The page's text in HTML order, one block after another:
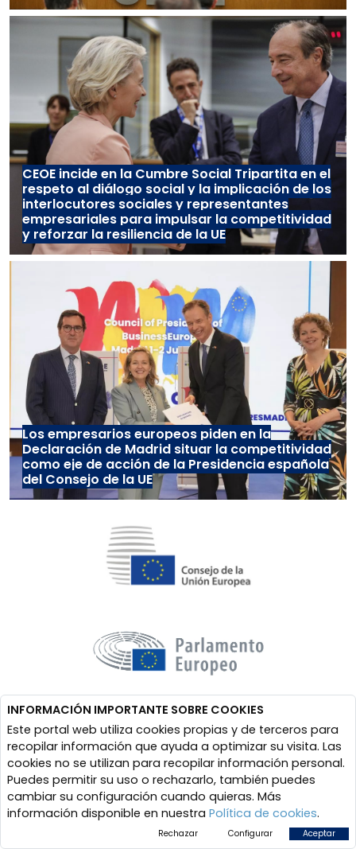
CEOE incide en la Cumbre Social Tripartita en el
respeto al diálogo social y la implicación de los
interlocutores sociales y representantes
empresariales para impulsar la competitividad
y reforzar la resiliencia de la UE
Los empresarios europeos piden en la
Declaración de Madrid situar la competitividad
como eje de acción de la Presidencia española
del Consejo de la UE
INFORMACIÓN IMPORTANTE SOBRE COOKIES
Este portal web utiliza cookies propias y de terceros para
recopilar información que ayuda a optimizar su visita. Las
cookies no se utilizan para recopilar información personal.
Puedes permitir su uso o rechazarlo, también puedes
cambiar su configuración cuando quieras. Más
información disponible en nuestra Política de cookies.
Rechazar Configurar Aceptar